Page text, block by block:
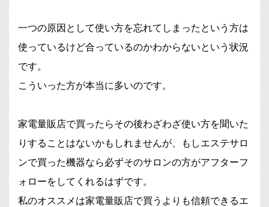
一つの原因として使い方を忘れてしまったという方は
使っているけど合っているのかわからないという状況
です。
こういった方が本当に多いのです。
家電量販店で買ったらその後わざわざ使い方を聞いた
りすることはないかもしれませんが、もしエステサロ
ンで買った機器なら必ずそのサロンの方がアフターフ
ォローをしてくれるはずです。
私のオススメは家電量販店で買うよりも信頼できるエ